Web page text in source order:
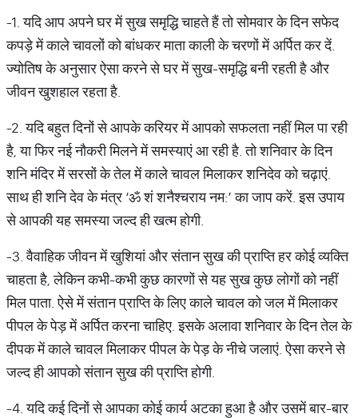
-1. यदि आप अपने घर में सुख समृद्धि चाहते हैं तो सोमवार के दिन सफेद
कपड़े में काले चावलों को बांधकर माता काली के चरणों में अर्पित कर दें.
ज्योतिष के अनुसार ऐसा करने से घर में सुख-समृद्धि बनी रहती है और
जीवन खुशहाल रहता है.
-2. यदि बहुत दिनों से आपके करियर में आपको सफलता नहीं मिल पा रही
है, या फिर नई नौकरी मिलने में समस्याएं आ रही है. तो शनिवार के दिन
शनि मंदिर में सरसों के तेल में काले चावल मिलाकर शनिदेव को चढ़ाएं.
साथ ही शनि देव के मंत्र ‘ॐ शं शनैश्चराय नम:’ का जाप करें. इस उपाय
से आपकी यह समस्या जल्द ही खत्म होगी.
-3. वैवाहिक जीवन में खुशियां और संतान सुख की प्राप्ति हर कोई व्यक्ति
चाहता है, लेकिन कभी-कभी कुछ कारणों से यह सुख कुछ लोगों को नहीं
मिल पाता. ऐसे में संतान प्राप्ति के लिए काले चावल को जल में मिलाकर
पीपल के पेड़ में अर्पित करना चाहिए. इसके अलावा शनिवार के दिन तेल के
दीपक में काले चावल मिलाकर पीपल के पेड़ के नीचे जलाएं. ऐसा करने से
जल्द ही आपको संतान सुख की प्राप्ति होगी.
-4. यदि कई दिनों से आपका कोई कार्य अटका हुआ है और उसमें बार-बार